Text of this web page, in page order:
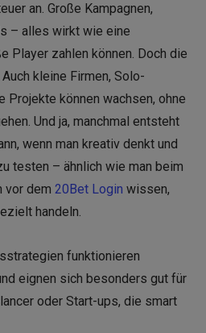
an. Große Kampagnen,
– alles wirkt wie eine
Player zahlen können. Doch die
kleine Firmen, Solo-
Projekte können wachsen, ohne
Und ja, manchmal entsteht
wenn man kreativ denkt und
testen – ähnlich wie man beim
vor dem 20Bet Login wissen,
handeln.
funktionieren
eignen sich besonders gut für
oder Start-ups, die smart